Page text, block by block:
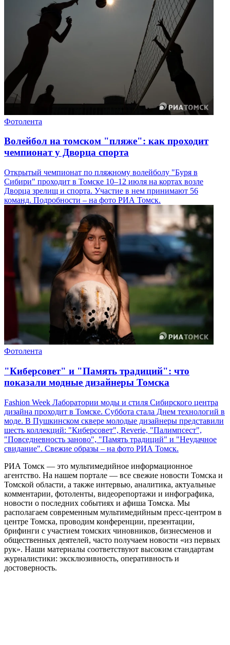
Фотолента
Волейбол на томском "пляже": как проходит
чемпионат у Дворца спорта
Открытый чемпионат по пляжному волейболу "Буря в
Сибири" проходит в Томске 10–12 июля на кортах возле
Дворца зрелищ и спорта. Участие в нем принимают 56
команд. Подробности – на фото РИА Томск.
Фотолента
"Киберсовет" и "Память традиций": что
показали модные дизайнеры Томска
Fashion Week Лаборатории моды и стиля Сибирского центра
дизайна проходит в Томске. Суббота стала Днем технологий в
моде. В Пушкинском сквере молодые дизайнеры представили
шесть коллекций: "Киберсовет", Reverie, "Палимпсест",
"Повседневность заново", "Память традиций" и "Неудачное
свидание". Свежие образы – на фото РИА Томск.
РИА Томск — это мультимедийное информационное
агентство. На нашем портале — все свежие новости Томска и
Томской области, а также интервью, аналитика, актуальные
комментарии, фотоленты, видеорепортажи и инфографика,
новости о последних событиях и афиша Томска. Мы
располагаем современным мультимедийным пресс-центром в
центре Томска, проводим конференции, презентации,
брифинги с участием томских чиновников, бизнесменов и
общественных деятелей, часто получаем новости «из первых
рук». Наши материалы соответствуют высоким стандартам
журналистики: эксклюзивность, оперативность и
достоверность.